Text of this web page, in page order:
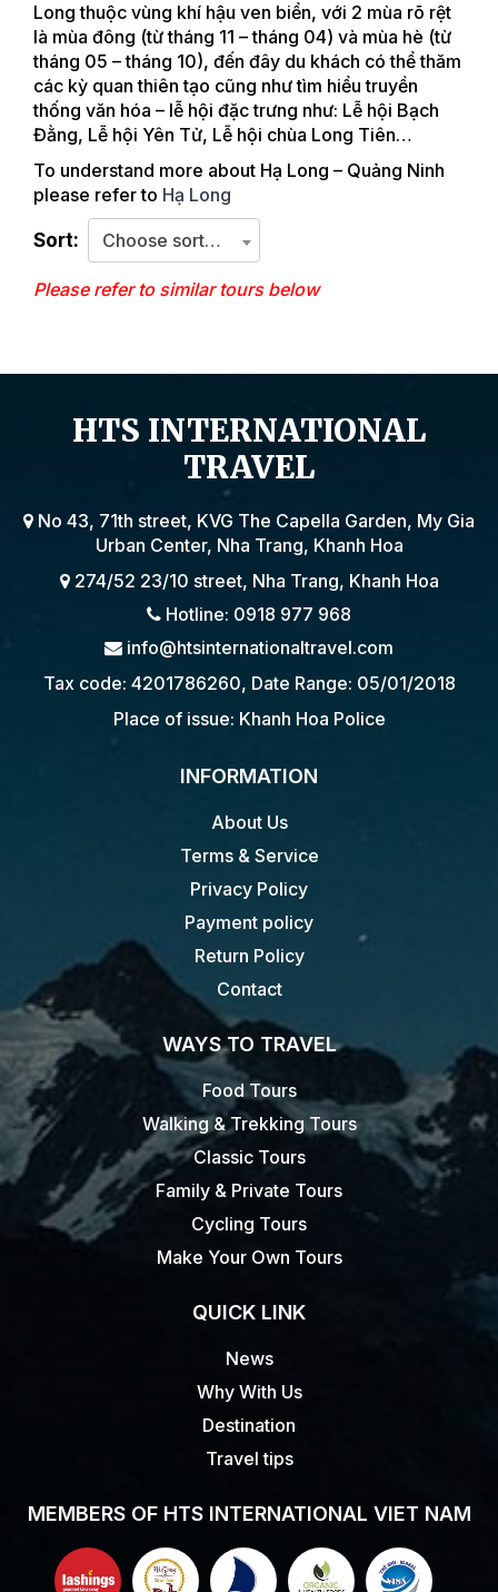
Long thuộc vùng khí hậu ven biển, với 2 mùa rõ rệt
là mùa đông (từ tháng 11 – tháng 04) và mùa hè (từ
tháng 05 – tháng 10), đến đây du khách có thể thăm
các kỳ quan thiên tạo cũng như tìm hiểu truyền
thống văn hóa – lễ hội đặc trưng như: Lễ hội Bạch
Đằng, Lễ hội Yên Tử, Lễ hội chùa Long Tiên…
To understand more about Hạ Long – Quảng Ninh
please refer to Hạ Long
Sort: Choose sorting criteria
Please refer to similar tours below
HTS INTERNATIONAL
TRAVEL
No 43, 71th street, KVG The Capella Garden, My Gia
Urban Center, Nha Trang, Khanh Hoa
274/52 23/10 street, Nha Trang, Khanh Hoa
Hotline: 0918 977 968
info@htsinternationaltravel.com
Tax code: 4201786260, Date Range: 05/01/2018
Place of issue: Khanh Hoa Police
INFORMATION
About Us
Terms & Service
Privacy Policy
Payment policy
Return Policy
Contact
WAYS TO TRAVEL
Food Tours
Walking & Trekking Tours
Classic Tours
Family & Private Tours
Cycling Tours
Make Your Own Tours
QUICK LINK
News
Why With Us
Destination
Travel tips
MEMBERS OF HTS INTERNATIONAL VIET NAM